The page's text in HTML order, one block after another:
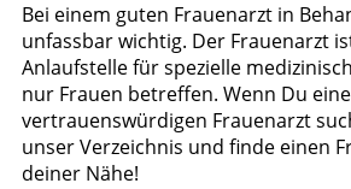
Bei einem guten Frauenarzt in
unfassbar wichtig. Der Frauenarzt
Anlaufstelle für spezielle
nur Frauen betreffen. Wenn Du
vertrauenswürdigen Frauenarzt
unser Verzeichnis und finde einen
deiner Nähe!